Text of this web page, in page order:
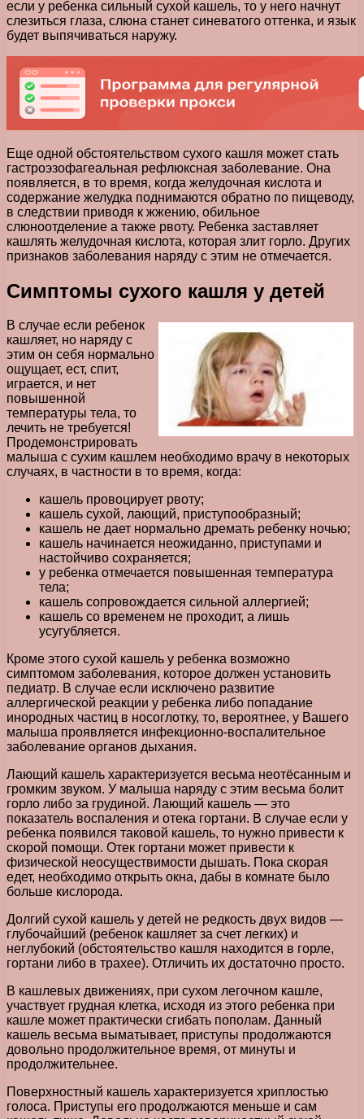
если у ребенка сильный сухой кашель, то у него начнут
слезиться глаза, слюна станет синеватого оттенка, и язык
будет выпячиваться наружу.
Еще одной обстоятельством сухого кашля может стать
гастроэзофагеальная рефлюксная заболевание. Она
появляется, в то время, когда желудочная кислота и
содержание желудка поднимаются обратно по пищеводу,
в следствии приводя к жжению, обильное
слюноотделение а также рвоту. Ребенка заставляет
кашлять желудочная кислота, которая злит горло. Других
признаков заболевания наряду с этим не отмечается.
Симптомы сухого кашля у детей
В случае если ребенок
кашляет, но наряду с
этим он себя нормально
ощущает, ест, спит,
играется, и нет
повышенной
температуры тела, то
лечить не требуется!
Продемонстрировать
малыша с сухим кашлем необходимо врачу в некоторых
случаях, в частности в то время, когда:
кашель провоцирует рвоту;
кашель сухой, лающий, приступообразный;
кашель не дает нормально дремать ребенку ночью;
кашель начинается неожиданно, приступами и
настойчиво сохраняется;
у ребенка отмечается повышенная температура
тела;
кашель сопровождается сильной аллергией;
кашель со временем не проходит, а лишь
усугубляется.
Кроме этого сухой кашель у ребенка возможно
симптомом заболевания, которое должен установить
педиатр. В случае если исключено развитие
аллергической реакции у ребенка либо попадание
инородных частиц в носоглотку, то, вероятнее, у Вашего
малыша проявляется инфекционно-воспалительное
заболевание органов дыхания.
Лающий кашель характеризуется весьма неотёсанным и
громким звуком. У малыша наряду с этим весьма болит
горло либо за грудиной. Лающий кашель — это
показатель воспаления и отека гортани. В случае если у
ребенка появился таковой кашель, то нужно привести к
скорой помощи. Отек гортани может привести к
физической неосуществимости дышать. Пока скорая
едет, необходимо открыть окна, дабы в комнате было
больше кислорода.
Долгий сухой кашель у детей не редкость двух видов —
глубочайший (ребенок кашляет за счет легких) и
неглубокий (обстоятельство кашля находится в горле,
гортани либо в трахее). Отличить их достаточно просто.
В кашлевых движениях, при сухом легочном кашле,
участвует грудная клетка, исходя из этого ребенка при
кашле может практически сгибать пополам. Данный
кашель весьма выматывает, приступы продолжаются
довольно продолжительное время, от минуты и
продолжительнее.
Поверхностный кашель характеризуется хриплостью
голоса. Приступы его продолжаются меньше и сам